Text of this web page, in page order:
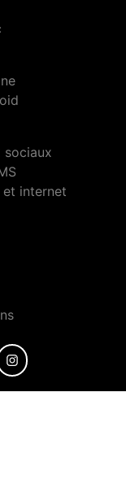
sociaux
et internet